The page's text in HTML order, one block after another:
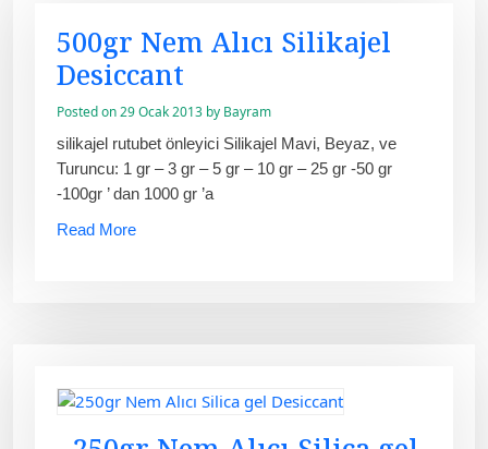
500gr Nem Alıcı Silikajel
Desiccant
Posted on29 Ocak 2013 by Bayram
silikajel rutubet önleyici Silikajel Mavi, Beyaz, ve
Turuncu: 1 gr – 3 gr – 5 gr – 10 gr – 25 gr -50 gr
-100gr ’ dan 1000 gr ’a
Read More